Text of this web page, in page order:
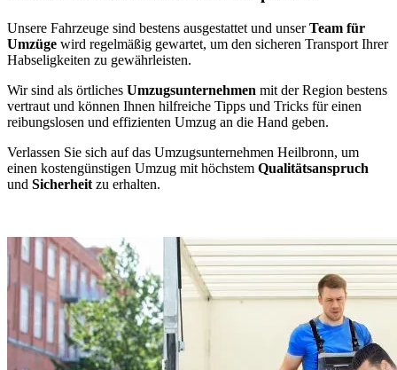
Unsere Fahrzeuge sind bestens ausgestattet und unserTeam für
Umzüge wird regelmäßig gewartet, um den sicheren Transport Ihrer
Habseligkeiten zu gewährleisten.
Wir sind als örtliches Umzugsunternehmen mit der Region bestens
vertraut und können Ihnen hilfreiche Tipps und Tricks für einen
reibungslosen und effizienten Umzug an die Hand geben.
Verlassen Sie sich auf das Umzugsunternehmen Heilbronn, um
einen kostengünstigen Umzug mit höchstem Qualitätsanspruch
und Sicherheit zu erhalten.